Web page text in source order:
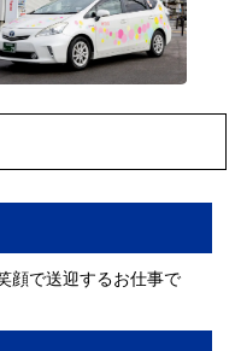
顔で送迎するお仕事で